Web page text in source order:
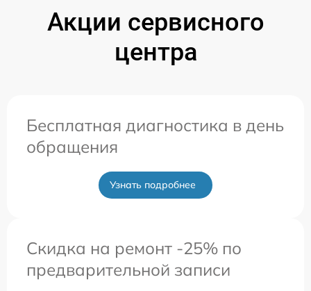
Акции сервисного
центра
Бесплатная диагностика в день
обращения
Узнать подробнее
Скидка на ремонт -25% по
предварительной записи